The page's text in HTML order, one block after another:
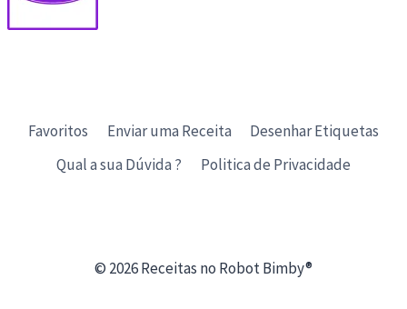
Favoritos Enviar uma Receita
Desenhar Etiquetas
Qual a sua Dúvida ?
Politica de Privacidade
© 2026 Receitas no Robot Bimby®